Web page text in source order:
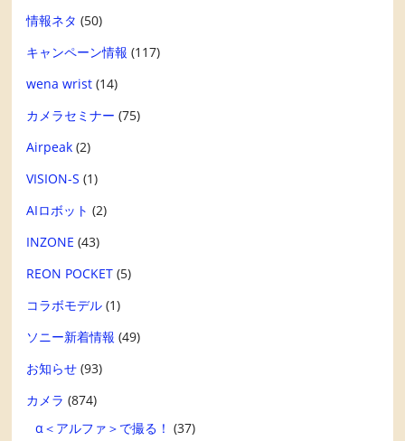
情報ネタ (50)
キャンペーン情報 (117)
wena wrist (14)
カメラセミナー (75)
Airpeak (2)
VISION-S (1)
AIロボット (2)
INZONE (43)
REON POCKET (5)
コラボモデル (1)
ソニー新着情報 (49)
お知らせ (93)
カメラ (874)
α＜アルファ＞で撮る！ (37)